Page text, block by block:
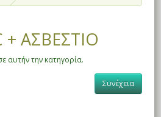
+ ΑΣΒΕΣΤΙΟ
αυτήν την κατηγορία.
Συνέχεια